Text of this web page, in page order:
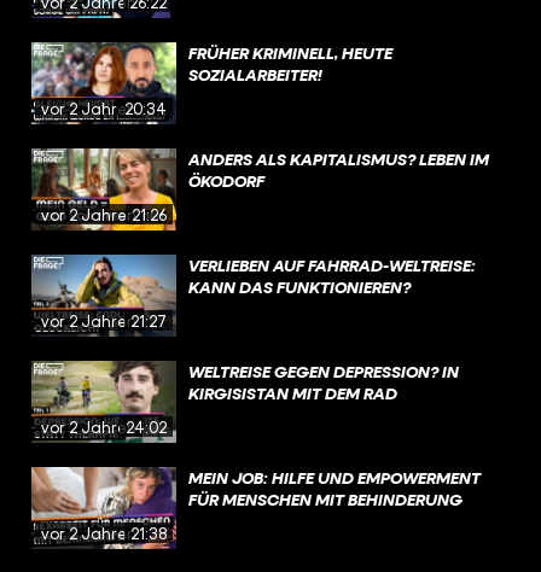
vor 2 Jahren20:34
FRÜHER KRIMINELL, HEUTE
SOZIALARBEITER!
vor 2 Jahren21:26
ANDERS ALS KAPITALISMUS? LEBEN IM
ÖKODORF
vor 2 Jahren21:27
VERLIEBEN AUF FAHRRAD-WELTREISE:
KANN DAS FUNKTIONIEREN?
vor 2 Jahren24:02
WELTREISE GEGEN DEPRESSION? IN
KIRGISISTAN MIT DEM RAD
vor 2 Jahren21:38
MEIN JOB: HILFE UND EMPOWERMENT
FÜR MENSCHEN MIT BEHINDERUNG